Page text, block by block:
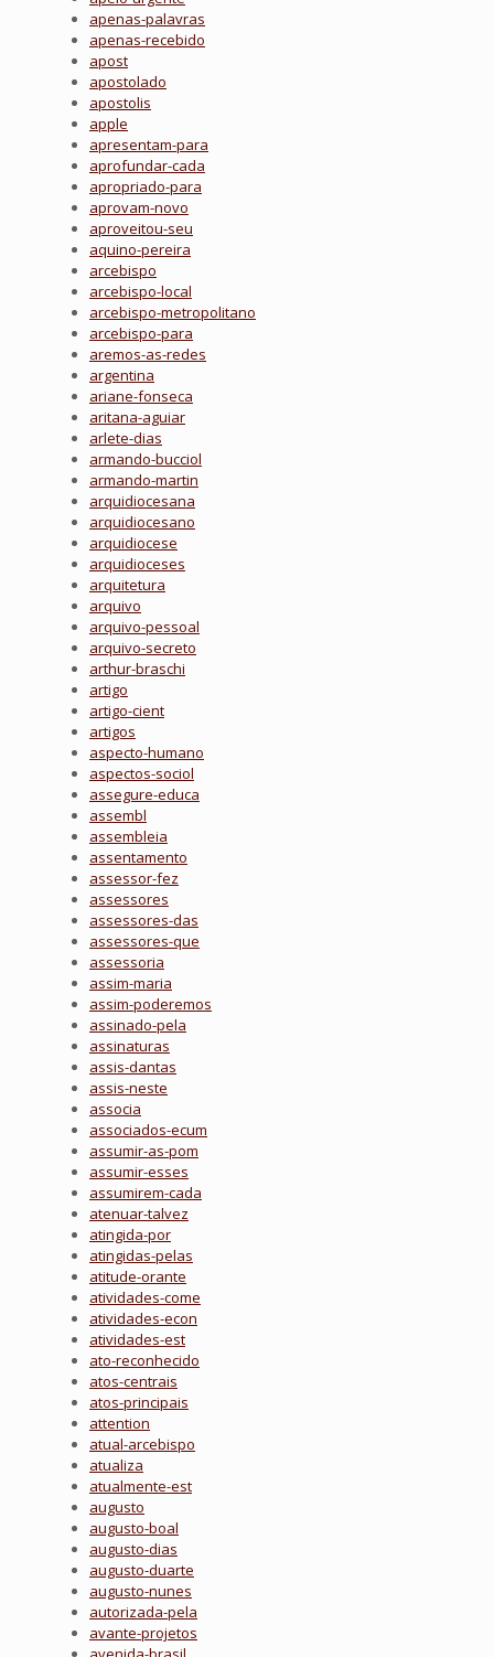
apenas-palavras
apenas-recebido
apost
apostolado
apostolis
apple
apresentam-para
aprofundar-cada
apropriado-para
aprovam-novo
aproveitou-seu
aquino-pereira
arcebispo
arcebispo-local
arcebispo-metropolitano
arcebispo-para
aremos-as-redes
argentina
ariane-fonseca
aritana-aguiar
arlete-dias
armando-bucciol
armando-martin
arquidiocesana
arquidiocesano
arquidiocese
arquidioceses
arquitetura
arquivo
arquivo-pessoal
arquivo-secreto
arthur-braschi
artigo
artigo-cient
artigos
aspecto-humano
aspectos-sociol
assegure-educa
assembl
assembleia
assentamento
assessor-fez
assessores
assessores-das
assessores-que
assessoria
assim-maria
assim-poderemos
assinado-pela
assinaturas
assis-dantas
assis-neste
associa
associados-ecum
assumir-as-pom
assumir-esses
assumirem-cada
atenuar-talvez
atingida-por
atingidas-pelas
atitude-orante
atividades-come
atividades-econ
atividades-est
ato-reconhecido
atos-centrais
atos-principais
attention
atual-arcebispo
atualiza
atualmente-est
augusto
augusto-boal
augusto-dias
augusto-duarte
augusto-nunes
autorizada-pela
avante-projetos